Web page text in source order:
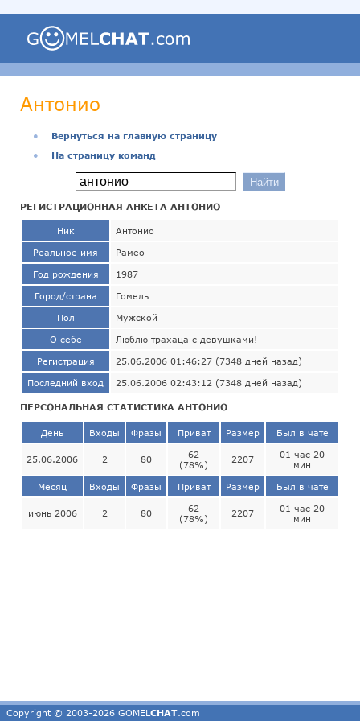
Антонио
●
Вернуться на главную страницу
●
На страницу команд
РЕГИСТРАЦИОННАЯ АНКЕТА АНТОНИО
Ник Антонио
Реальное имя Рамео
Год рождения 1987
Город/страна Гомель
Пол Мужской
О себе Люблю трахаца с девушками!
Регистрация 25.06.2006 01:46:27 (7348 дней назад)
Последний вход 25.06.2006 02:43:12 (7348 дней назад)
ПЕРСОНАЛЬНАЯ СТАТИСТИКА АНТОНИО
День Входы Фразы Приват Размер Был в чате
25.06.2006 2 80
62
(78%)
2207
01 час 20
мин
Месяц Входы Фразы Приват Размер Был в чате
июнь 2006 2 80
62
(78%)
2207
01 час 20
мин
Copyright © 2003-2026 GOMEL CHAT.com